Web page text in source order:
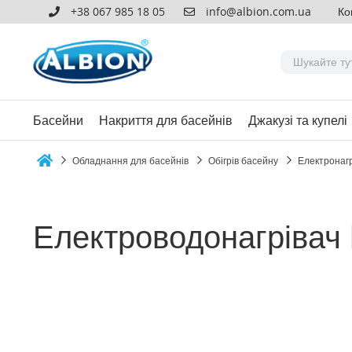
+38 067 985 18 05 info@albion.com.ua
Басейни Накриття для басейнів Джакузі та купелі
Обладнання для басейнів Обігрів басейну